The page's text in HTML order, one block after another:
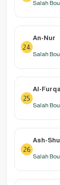
Salah
24
An-Nur
Salah
25
Al-
Salah
26
Ash-
Salah